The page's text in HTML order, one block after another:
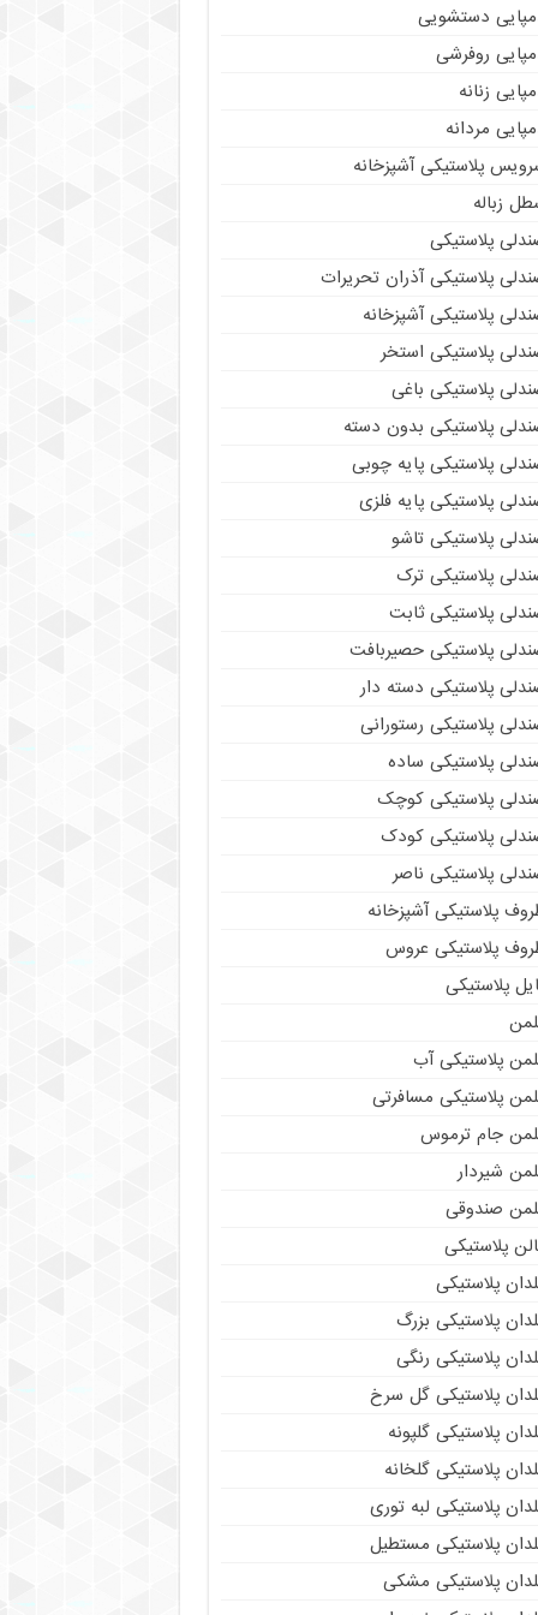
دستشویی
روفرشی
زنانه
مردانه
پلاستیکی آشپزخانه
زباله
پلاستیکی
پلاستیکی آذران تحریرات
پلاستیکی آشپزخانه
پلاستیکی استخر
پلاستیکی باغی
پلاستیکی بدون دسته
پلاستیکی پایه چوبی
پلاستیکی پایه فلزی
پلاستیکی تاشو
پلاستیکی ترک
پلاستیکی ثابت
پلاستیکی حصیربافت
پلاستیکی دسته دار
پلاستیکی رستورانی
پلاستیکی ساده
پلاستیکی کوچک
پلاستیکی کودک
پلاستیکی ناصر
پلاستیکی آشپزخانه
پلاستیکی عروس
پلاستیکی
پلاستیکی آب
پلاستیکی مسافرتی
جام ترموس
شیردار
صندوقی
پلاستیکی
پلاستیکی
پلاستیکی بزرگ
پلاستیکی رنگی
پلاستیکی گل سرخ
پلاستیکی گلپونه
پلاستیکی گلخانه
پلاستیکی لبه توری
پلاستیکی مستطیل
پلاستیکی مشکی